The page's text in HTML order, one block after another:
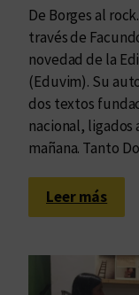
e
J
o
s
é
H
e
á
d
e
De Borges al
través de
novedad de la
(Eduvim). Su
dos textos
nacional,
mañana. Tanto
Leer más:
I
v
e